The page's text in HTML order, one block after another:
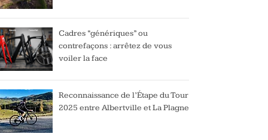
Cadres “génériques” ou
contrefaçons : arrêtez de vous
voiler la face
Reconnaissance de l’Étape du Tour
2025 entre Albertville et La Plagne